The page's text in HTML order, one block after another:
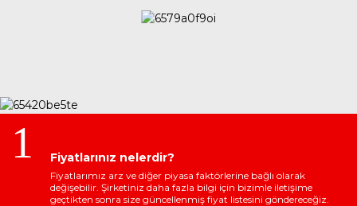
1 Fiyatlarınız nelerdir?
Fiyatlarımız arz ve diğer piyasa faktörlerine bağlı olarak
değişebilir. Şirketiniz daha fazla bilgi için bizimle iletişime
geçtikten sonra size güncellenmiş fiyat listesini göndereceğiz.